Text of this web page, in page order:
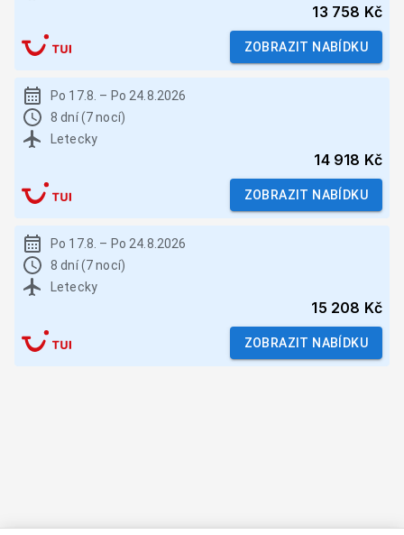
13 758 Kč
ZOBRAZIT NABÍDKU
Po 17.8. – Po 24.8.2026
8 dní (7 nocí)
Letecky
14 918 Kč
ZOBRAZIT NABÍDKU
Po 17.8. – Po 24.8.2026
8 dní (7 nocí)
Letecky
15 208 Kč
ZOBRAZIT NABÍDKU